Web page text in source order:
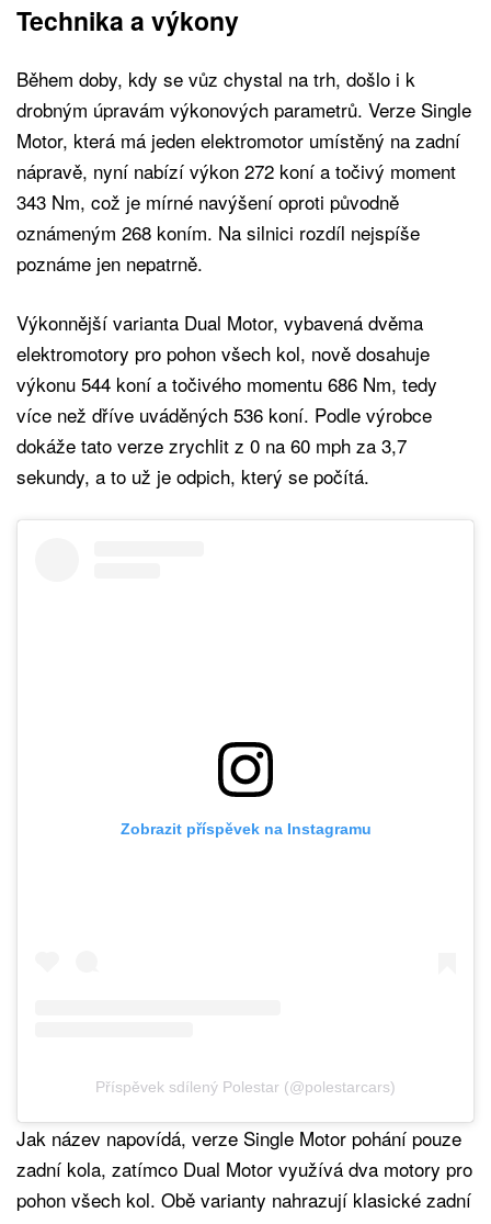
Technika a výkony
Během doby, kdy se vůz chystal na trh, došlo i k
drobným úpravám výkonových parametrů. Verze Single
Motor, která má jeden elektromotor umístěný na zadní
nápravě, nyní nabízí výkon 272 koní a točivý moment
343 Nm, což je mírné navýšení oproti původně
oznámeným 268 koním. Na silnici rozdíl nejspíše
poznáme jen nepatrně.
Výkonnější varianta Dual Motor, vybavená dvěma
elektromotory pro pohon všech kol, nově dosahuje
výkonu 544 koní a točivého momentu 686 Nm, tedy
více než dříve uváděných 536 koní. Podle výrobce
dokáže tato verze zrychlit z 0 na 60 mph za 3,7
sekundy, a to už je odpich, který se počítá.
Zobrazit příspěvek na Instagramu
Příspěvek sdílený Polestar (@polestarcars)
Jak název napovídá, verze Single Motor pohání pouze
zadní kola, zatímco Dual Motor využívá dva motory pro
pohon všech kol. Obě varianty nahrazují klasické zadní